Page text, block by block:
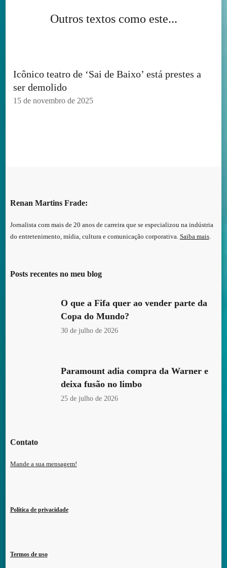
Outros textos como este...
Icônico teatro de ‘Sai de Baixo’ está prestes a
ser demolido
15 de novembro de 2025
Renan Martins Frade:
Jornalista com mais de 20 anos de carreira que se especializou na indústria
do entretenimento, mídia, cultura e comunicação corporativa. Saiba mais.
Posts recentes no meu blog
O que a Fifa quer ao vender parte da
Copa do Mundo?
30 de julho de 2026
Paramount adia compra da Warner e
deixa fusão no limbo
25 de julho de 2026
Contato
Mande a sua mensagem!
Política de privacidade
Termos de uso